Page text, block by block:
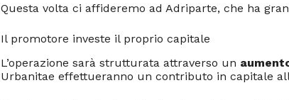
Questa volta ci affideremo ad Adriparte, che ha
Il promotore investe il proprio capitale
L’operazione sarà strutturata attraverso un
Urbanitae effettueranno un contributo in capitale